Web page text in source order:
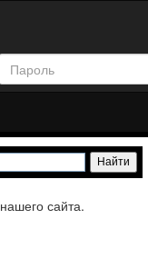
нашего сайта.